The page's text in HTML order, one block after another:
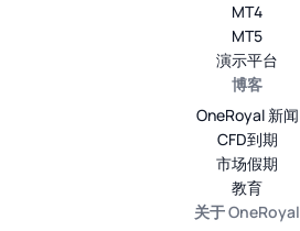
MT4
MT5
演示平台
博客
OneRoyal 新闻
CFD到期
市场假期
教育
关于 OneRoyal